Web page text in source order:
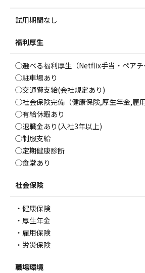
試用期間なし
福利厚生
◯選べる福利厚生（Netflix手当・ペアチ
◯駐車場あり
◯交通費支給(会社規定あり)
◯社会保険完備（健康保険,厚生年金,雇用
◯有給休暇あり
◯退職金あり(入社3年以上)
◯制服支給
◯定期健康診断
◯食堂あり
社会保険
・健康保険
・厚生年金
・雇用保険
・労災保険
職場環境